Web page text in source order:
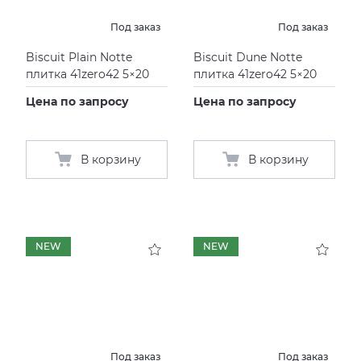
Под заказ
Biscuit Plain Notte
плитка 41zero42 5×20
Цена по запросу
В корзину
Под заказ
Biscuit Dune Notte
плитка 41zero42 5×20
Цена по запросу
В корзину
NEW
Под заказ
NEW
Под заказ